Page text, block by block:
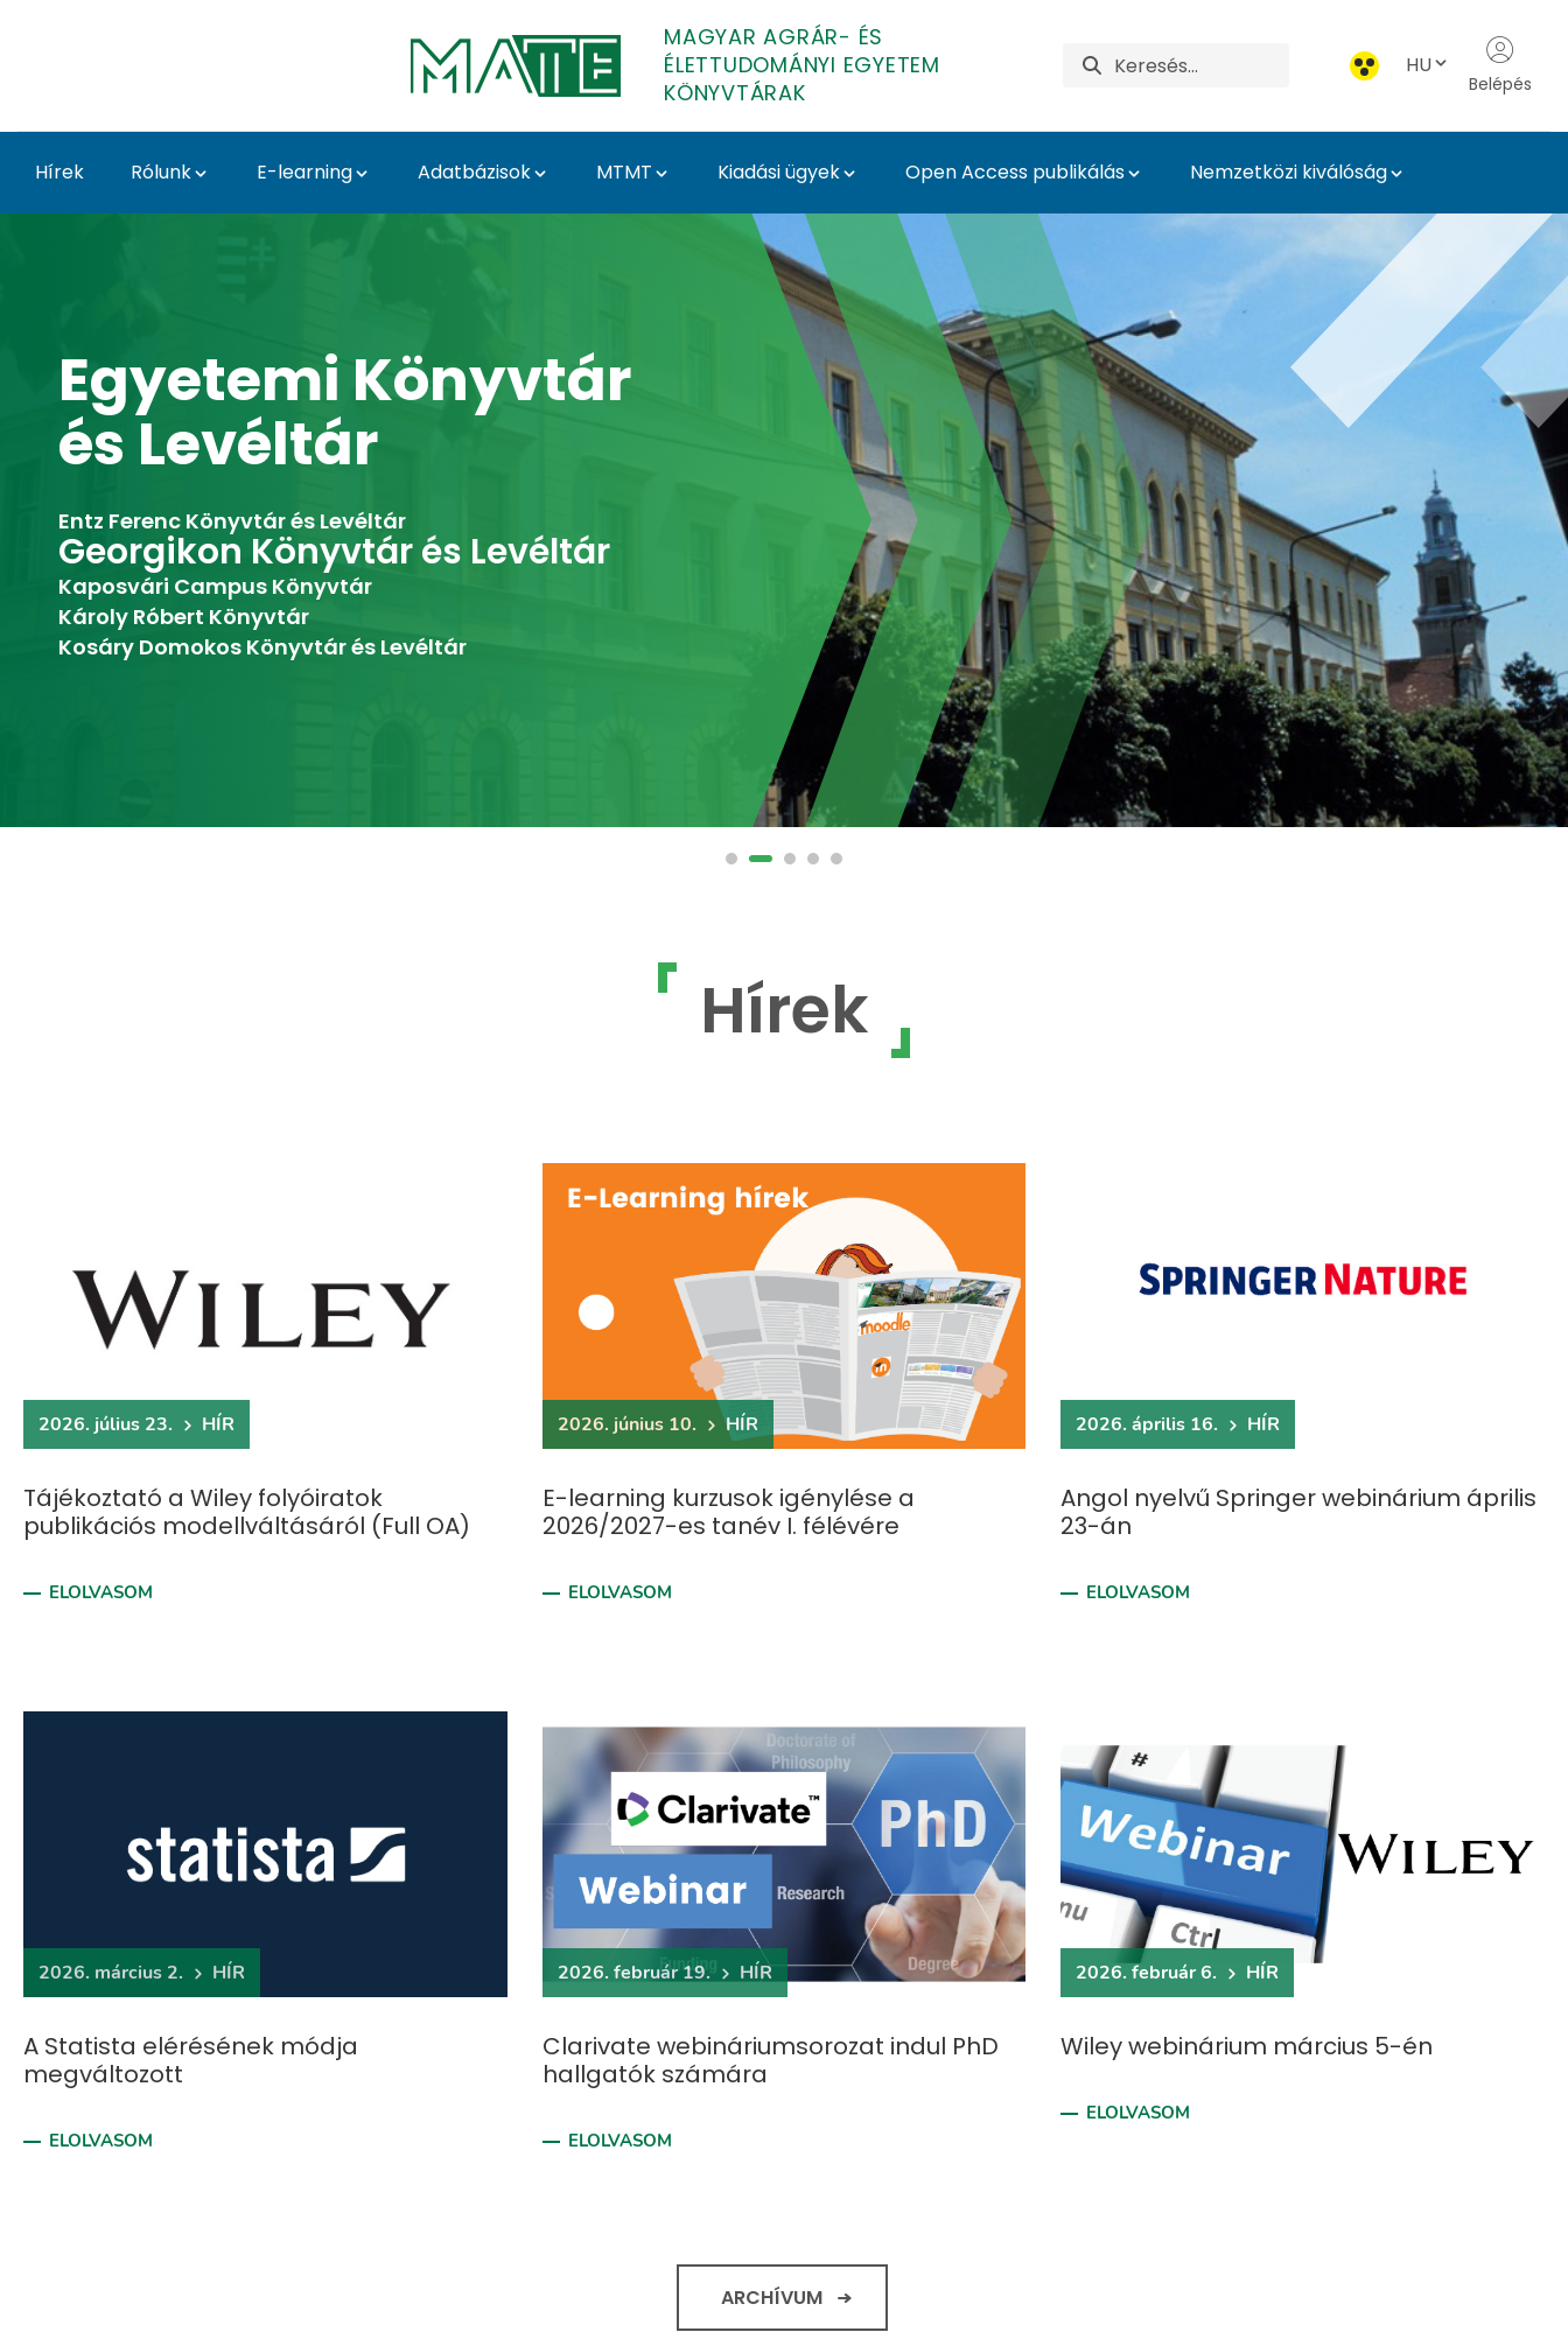
MAGYAR AGRÁR- ÉS
ÉLETTUDOMÁNYI EGYETEM
KÖNYVTÁRAK
HU
Belépés
Hírek Rólunk E-learning Adatbázisok MTMT Kiadási ügyek Open Access publikálás Nemzetközi kiválóság
Home - MATE Egyetemi Könyvtár és Levéltár
Egyetemi Könyvtár
és Levéltár
Entz Ferenc Könyvtár és Levéltár
Georgikon Könyvtár és Levéltár
Kaposvári Campus Könyvtár
Károly Róbert Könyvtár
Kosáry Domokos Könyvtár és Levéltár
Hírek
2026. július 23. HÍR
Tájékoztató a Wiley folyóiratok
publikációs modellváltásáról (Full OA)
ELOLVASOM
2026. június 10. HÍR
E-learning kurzusok igénylése a
2026/2027-es tanév I. félévére
ELOLVASOM
2026. április 16. HÍR
Angol nyelvű Springer webinárium április
23-án
ELOLVASOM
2026. március 2. HÍR
A Statista elérésének módja
megváltozott
ELOLVASOM
2026. február 19. HÍR
Clarivate webináriumsorozat indul PhD
hallgatók számára
ELOLVASOM
2026. február 6. HÍR
Wiley webinárium március 5-én
ELOLVASOM
ARCHÍVUM